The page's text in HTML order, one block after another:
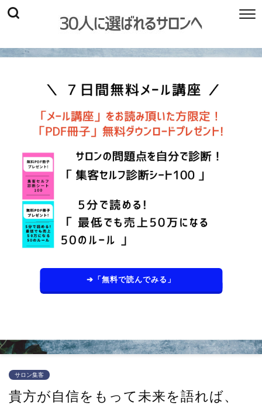
➔「無料で読んでみる」
サロン集客
貴方が自信をもって未来を語れば、